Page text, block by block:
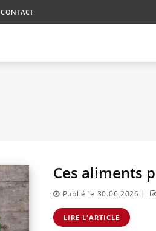
CONTACT
Ces aliments
Publié le 30.06.2026 |
LIRE L'ARTICLE